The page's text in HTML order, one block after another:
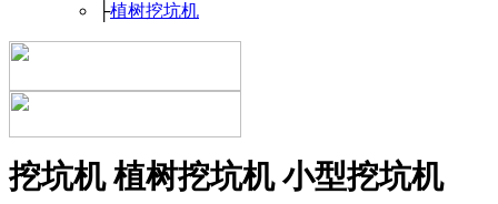
├植树挖坑机
挖坑机植树挖坑机小型挖坑机